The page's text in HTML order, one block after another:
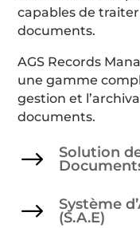
capables de
documents.
AGS Records
une gamme
gestion et
documents.
$
Solution
$
Système
(S.A.E)